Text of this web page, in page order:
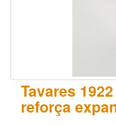
Tavares
reforça